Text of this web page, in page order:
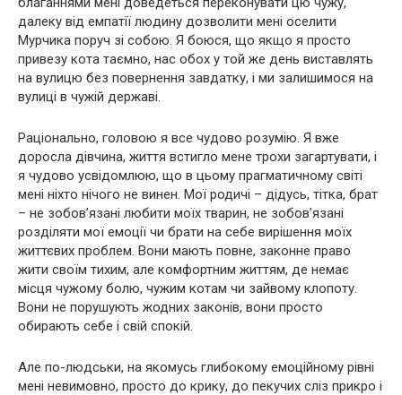
далеку від емпатії людину дозволити мені оселити
Мурчика поруч зі собою. Я боюся, що якщо я просто
привезу кота таємно, нас обох у той же день виставлять
на вулицю без повернення завдатку, і ми залишимося на
вулиці в чужій державі.
Раціонально, головою я все чудово розумію. Я вже
доросла дівчина, життя встигло мене трохи загартувати, і
я чудово усвідомлюю, що в цьому прагматичному світі
мені ніхто нічого не винен. Мої родичі – дідусь, тітка, брат
– не зобов’язані любити моїх тварин, не зобов’язані
розділяти мої емоції чи брати на себе вирішення моїх
життєвих проблем. Вони мають повне, законне право
жити своїм тихим, але комфортним життям, де немає
місця чужому болю, чужим котам чи зайвому клопоту.
Вони не порушують жодних законів, вони просто
обирають себе і свій спокій.
Але по-людськи, на якомусь глибокому емоційному рівні
мені невимовно, просто до крику, до пекучих сліз прикро і